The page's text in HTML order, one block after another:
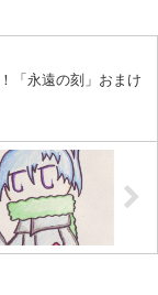
「永遠の刻」おまけ